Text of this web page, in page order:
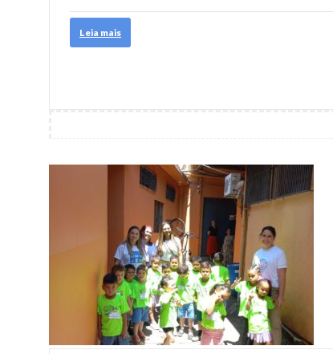
Leia mais